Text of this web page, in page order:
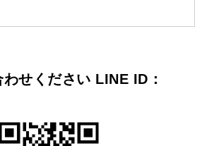
せください LINE ID：